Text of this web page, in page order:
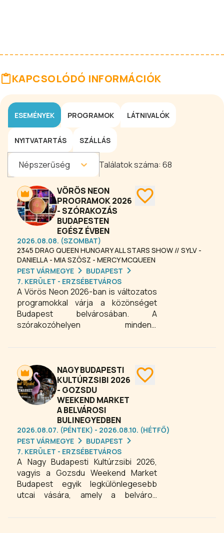
KAPCSOLÓDÓ INFORMÁCIÓK
ESEMÉNYEK PROGRAMOK LÁTNIVALÓK
NYITVATARTÁS SZÁLLÁS
Népszerűség Találatok száma: 68
VÖRÖS NEON
PROGRAMOK 2026
- SZÓRAKOZÁS
BUDAPESTEN
EGÉSZ ÉVBEN
2026.08.08. (SZOMBAT)
2345 DRAG QUEEN HUNGARY ALL STARS SHOW // SYLV -
DANIELLA - MIA SZÖSZ - MERCY MCQUEEN
PEST VÁRMEGYE
BUDAPEST
7. KERÜLET - ERZSÉBETVÁROS
A Vörös Neon 2026-ban is változatos
programokkal várja a közönséget
Budapest belvárosában. A
szórakozóhelyen mindenki
eseményt: kabaré, komédia, színház,
izgalmas éjszakai bulik garantálják a
felejthetetlen kikapcsolódást. A
kulturális központ ideális helyszín
mindazoknak, akik kulturális és
szórakoztató programokra vágynak
2026-ban. Látogasson el, élvezze a
színvonalas előadásokat, és fedezze
fel a belváros pezsgő éjszakai életét,
ahol a nevetés, zene és tánc minden
alkalommal garantált!
NAGY BUDAPESTI
KULTÚRZSIBI 2026
- GOZSDU
WEEKEND MARKET
A BELVÁROSI
BULINEGYEDBEN
2026.08.07. (PÉNTEK) - 2026.08.10. (HÉTFŐ)
PEST VÁRMEGYE
BUDAPEST
7. KERÜLET - ERZSÉBETVÁROS
A Nagy Budapesti Kultúrzsibi 2026,
vagyis a Gozsdu Weekend Market
Budapest egyik legkülönlegesebb
utcai vására, amely a belváros
hangulatos környezetében várja az